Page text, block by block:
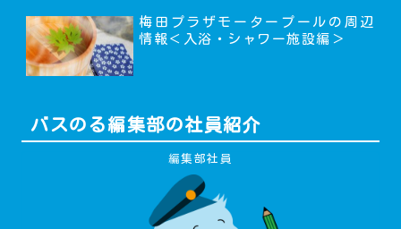
梅田プラザモータープールの周辺
情報＜入浴・シャワー施設編＞
バスのる編集部の社員紹介
編集部社員